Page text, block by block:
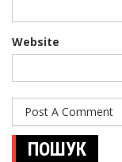
Website
ПОШУК